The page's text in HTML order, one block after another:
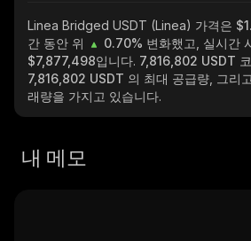
Linea Bridged USDT (Linea) 가격은
간 동안 위
0.70% 변화했고, 실시간
$7,877,498입니다. 7,816,802 USDT
7,816,802 USDT 의 최대 공급량, 그리고
래량을 가지고 있습니다.
내 메모